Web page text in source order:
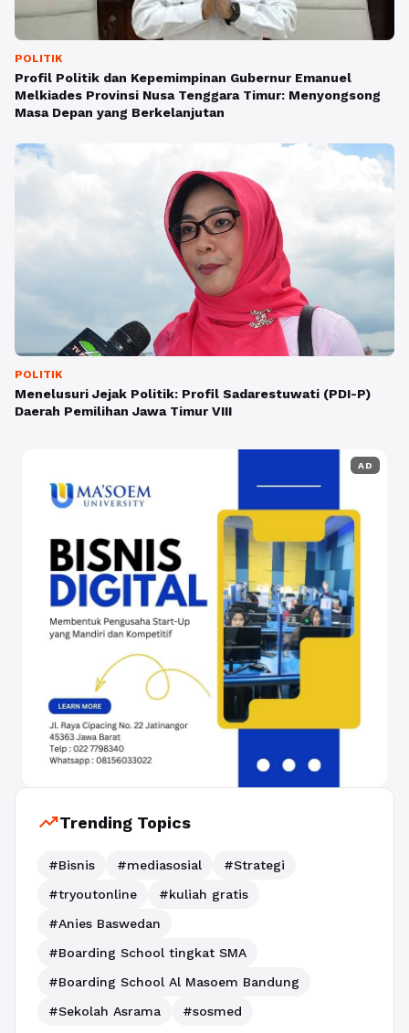
POLITIK
Profil Politik dan Kepemimpinan Gubernur Emanuel
Melkiades Provinsi Nusa Tenggara Timur: Menyongsong
Masa Depan yang Berkelanjutan
POLITIK
Menelusuri Jejak Politik: Profil Sadarestuwati (PDI-P)
Daerah Pemilihan Jawa Timur VIII
AD
trending_upTrending Topics
#Bisnis #mediasosial
#Strategi
#tryoutonline
#kuliah gratis
#Anies Baswedan
#Boarding School tingkat SMA
#Boarding School Al Masoem Bandung
#Sekolah Asrama
#sosmed